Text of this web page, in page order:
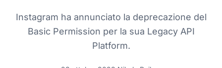
Instagram ha annunciato la deprecazione del
Basic Permission per la sua Legacy API
Platform.